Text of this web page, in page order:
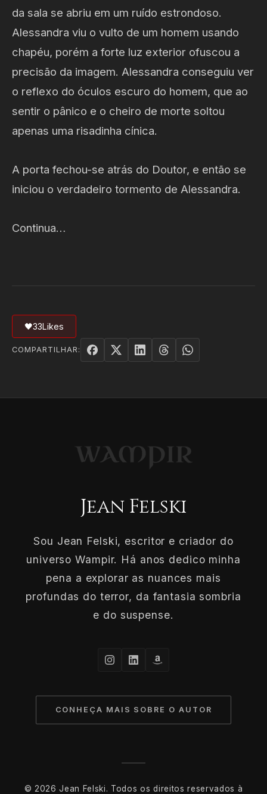
da sala se abriu em um ruído estrondoso.
Alessandra viu o vulto de um homem usando
chapéu, porém a forte luz exterior ofuscou a
precisão da imagem. Alessandra conseguiu ver
o reflexo do óculos escuro do homem, que ao
sentir o pânico e o cheiro de morte soltou
apenas uma risadinha cínica.
A porta fechou-se atrás do Doutor, e então se
iniciou o verdadeiro tormento de Alessandra.
Continua…
🖤33Likes
COMPARTILHAR:
Jean Felski
Sou Jean Felski, escritor e criador do
universo Wampir. Há anos dedico minha
pena a explorar as nuances mais
profundas do terror, da fantasia sombria
e do suspense.
CONHEÇA MAIS SOBRE O AUTOR
© 2026 Jean Felski. Todos os direitos reservados à